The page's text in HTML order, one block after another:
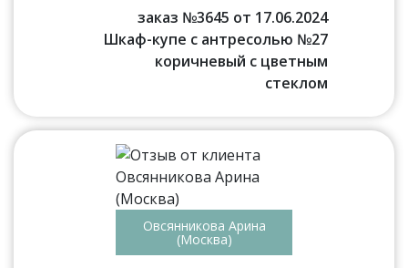
заказ №3645 от 17.06.2024
Шкаф-купе с антресолью №27
коричневый с цветным
стеклом
Овсянникова Арина
(Москва)